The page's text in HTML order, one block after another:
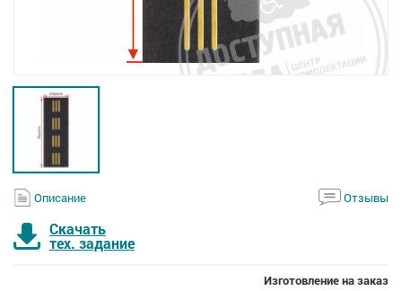
Описание Отзывы
Скачать
тех. задание
Изготовление на заказ